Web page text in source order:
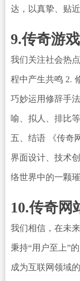
达，以真挚、贴
9.传奇游
我们关注社会热
程中产生共鸣 2.
巧妙运用修辞手
喻、拟人、排比
五、结语 《传奇
界面设计、技术
络世界中的一颗璀
10.传奇网
我们相信，在未
秉持“用户至上”
成为互联网领域